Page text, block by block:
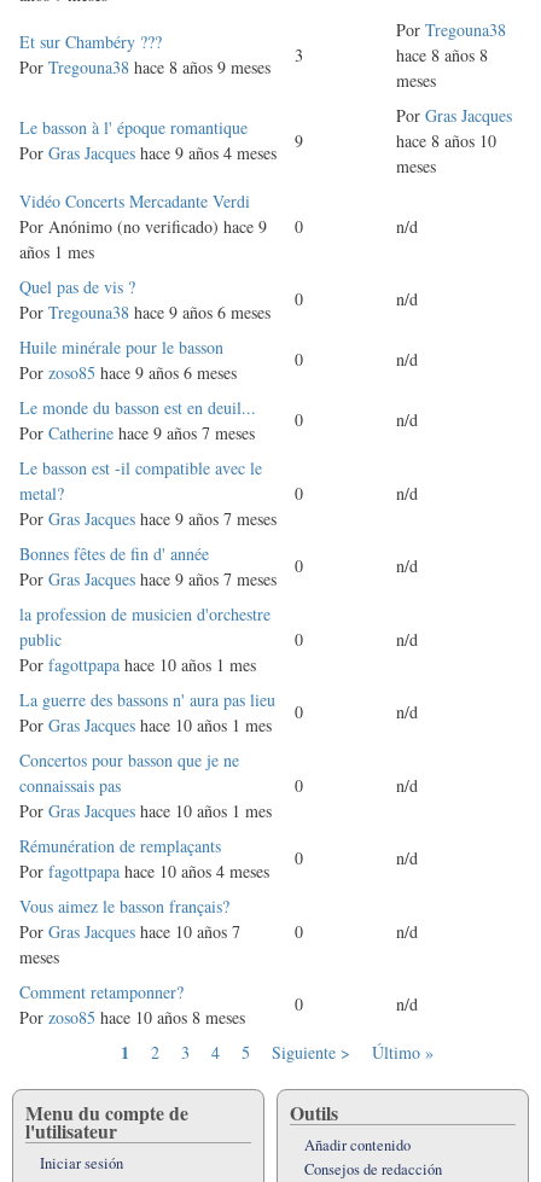
Discusión
normal
Et sur Chambéry ???
Por Tregouna38 hace 8 años 9 meses
3
Por Tregouna38
hace 8 años 8
meses
Discusión
normal
Le basson à l' époque romantique
Por Gras Jacques hace 9 años 4 meses
9
Por Gras Jacques
hace 8 años 10
meses
Discusión
normal
Vidéo Concerts Mercadante Verdi
Por Anónimo (no verificado) hace 9
años 1 mes
0 n/d
Discusión
normal
Quel pas de vis ?
Por Tregouna38 hace 9 años 6 meses
0 n/d
Discusión
normal
Huile minérale pour le basson
Por zoso85 hace 9 años 6 meses
0 n/d
Discusión
normal
Le monde du basson est en deuil...
Por Catherine hace 9 años 7 meses
0 n/d
Discusión
normal
Le basson est -il compatible avec le
metal?
Por Gras Jacques hace 9 años 7 meses
0 n/d
Discusión
normal
Bonnes fêtes de fin d' année
Por Gras Jacques hace 9 años 7 meses
0 n/d
Discusión
normal
la profession de musicien d'orchestre
public
Por fagottpapa hace 10 años 1 mes
0 n/d
Discusión
normal
La guerre des bassons n' aura pas lieu
Por Gras Jacques hace 10 años 1 mes
0 n/d
Discusión
normal
Concertos pour basson que je ne
connaissais pas
Por Gras Jacques hace 10 años 1 mes
0 n/d
Discusión
normal
Rémunération de remplaçants
Por fagottpapa hace 10 años 4 meses
0 n/d
Discusión
normal
Vous aimez le basson français?
Por Gras Jacques hace 10 años 7
meses
0 n/d
Discusión
normal
Comment retamponner?
Por zoso85 hace 10 años 8 meses
0 n/d
Página
1 Página
2 Página
3 Página
4 Página
5
Siguiente
Siguiente >
Última
Último »
Menu du compte de
l'utilisateur
Iniciar sesión
Outils
Añadir contenido
Consejos de redacción